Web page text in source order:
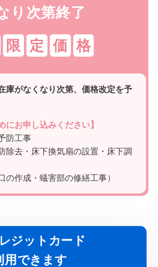
り次第終了
限 定 価 格
庫がなくなり次第、価格改定を予
にお申し込みください】
防工事
除去・床下換気扇の設置・床下調
の作成・蟻害部の修繕工事）
ジットカード
用できます